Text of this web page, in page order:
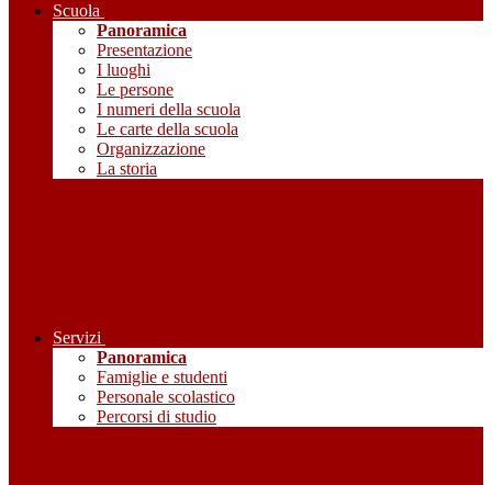
Scuola
Panoramica
Presentazione
I luoghi
Le persone
I numeri della scuola
Le carte della scuola
Organizzazione
La storia
Servizi
Panoramica
Famiglie e studenti
Personale scolastico
Percorsi di studio